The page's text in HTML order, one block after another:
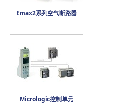
Emax2系列空气断路器
Micrologic控制单元